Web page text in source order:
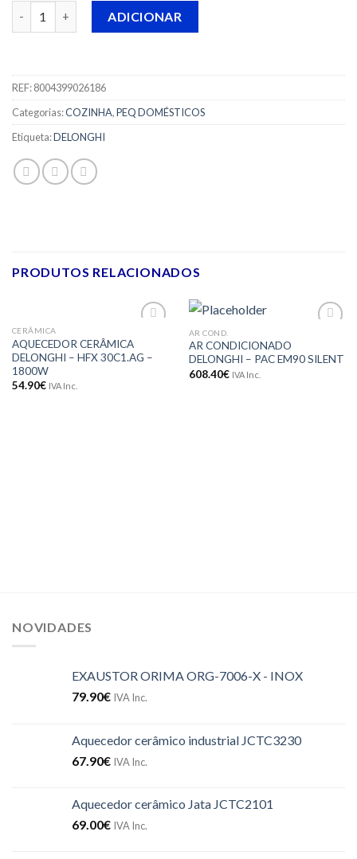
ADICIONAR
REF:8004399026186
Categorias:COZINHA,PEQ DOMÉSTICOS
Etiqueta:DELONGHI
PRODUTOS RELACIONADOS
aos meus
desejos
CERÂMICA
AQUECEDOR CERÂMICA
DELONGHI – HFX 30C1.AG –
1800W
54.90€ IVA Inc.
desejos
AR COND.
AR CONDICIONADO
DELONGHI – PAC EM90 SILENT
608.40€ IVA Inc.
NOVIDADES
EXAUSTOR ORIMA ORG-7006-X - INOX
79.90€ IVA Inc.
Aquecedor cerâmico industrial JCTC3230
67.90€ IVA Inc.
Aquecedor cerâmico Jata JCTC2101
69.00€ IVA Inc.